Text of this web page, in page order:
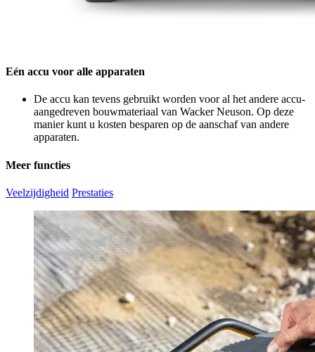
Eén accu voor alle apparaten
De accu kan tevens gebruikt worden voor al het andere accu-
aangedreven bouwmateriaal van Wacker Neuson. Op deze
manier kunt u kosten besparen op de aanschaf van andere
apparaten.
Meer functies
Veelzijdigheid Prestaties